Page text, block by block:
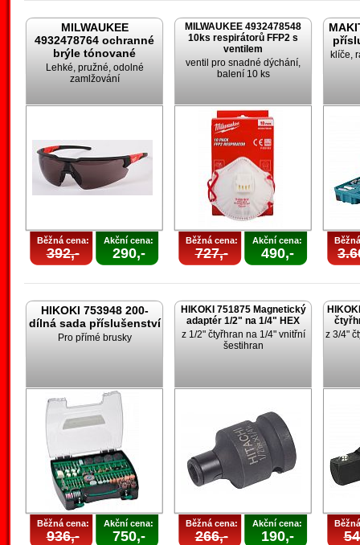
MILWAUKEE
4932478764 ochranné
brýle tónované
Lehké, pružné, odolné
zamlžování
Běžná cena:
392,-
Akční cena:
290,-
MILWAUKEE 4932478548
10ks respirátorů FFP2 s
ventilem
ventil pro snadné dýchání,
balení 10 ks
Běžná cena:
727,-
Akční cena:
490,-
klíče,
HIKOKI 753948 200-
dílná sada příslušenství
Pro přímé brusky
Běžná cena:
936,-
Akční cena:
750,-
HIKOKI 751875 Magnetický
adaptér 1/2" na 1/4" HEX
z 1/2" čtyřhran na 1/4" vnitřní
šestihran
Běžná cena:
266,-
Akční cena:
190,-
z 3/4"